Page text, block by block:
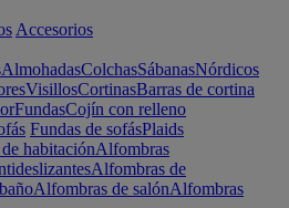
Accesorios
AlmohadasColchasSábanasNórdicos
VisillosCortinasBarras de cortina
FundasCojín con relleno
Fundas de sofásPlaids
habitaciónAlfombras
Alfombras de
Alfombras de salónAlfombras